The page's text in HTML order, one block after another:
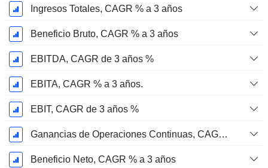
Ingresos Totales, CAGR % a 3 años
Beneficio Bruto, CAGR % a 3 años
EBITDA, CAGR de 3 años %
EBITA, CAGR % a 3 años.
EBIT, CAGR de 3 años %
Ganancias de Operaciones Continuas, CAGR de 3 Años %
Beneficio Neto, CAGR % a 3 años